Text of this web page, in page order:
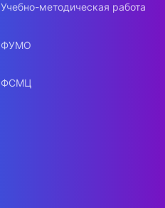
Учебно-методическая работа
ФУМО
ФСМЦ